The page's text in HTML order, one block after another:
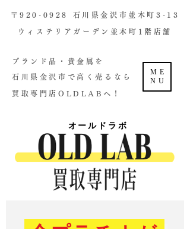
ME
NU
​〒920-0928 石川県金沢市並木町3-13
ウィステリアガーデン並木町1階店舗​
ブランド品・貴金属を
石川県金沢市で高く売るなら
買取専門店OLDLABへ！
オールドラボ